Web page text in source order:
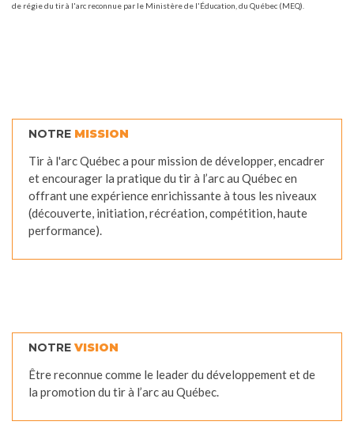
de régie du tir à l'arc reconnue par le Ministère de l'Éducation, du Québec (MEQ).
NOTRE MISSION
Tir à l'arc Québec a pour mission de développer, encadrer
et encourager la pratique du tir à l’arc au Québec en
offrant une expérience enrichissante à tous les niveaux
(découverte, initiation, récréation, compétition, haute
performance).
NOTRE VISION
Être reconnue comme le leader du développement et de
la promotion du tir à l’arc au Québec.